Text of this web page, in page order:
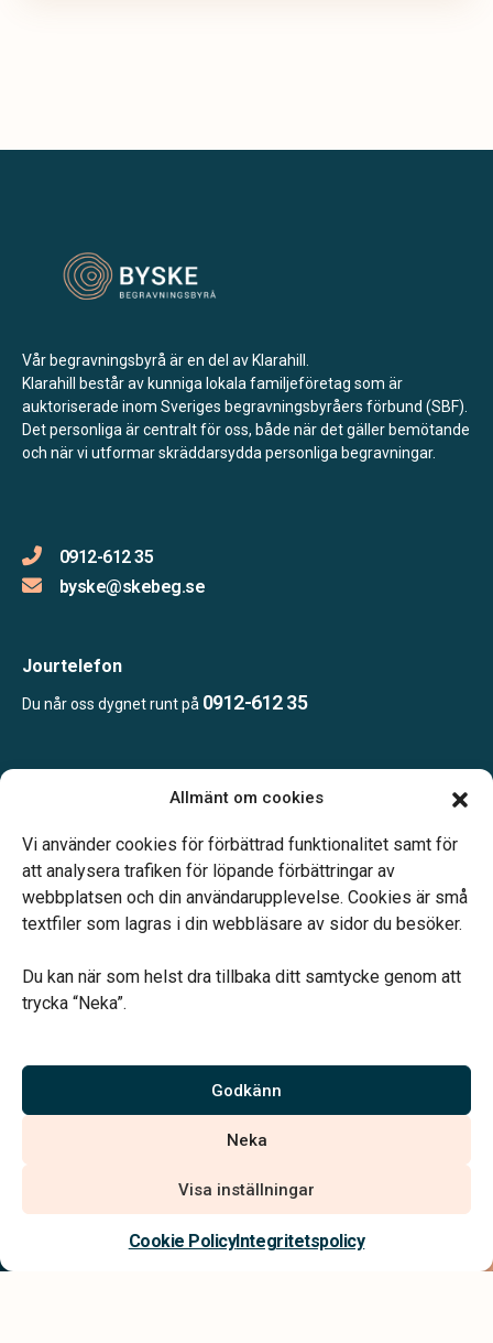
Allmänt om cookies
Vi använder cookies för förbättrad funktionalitet samt för
att analysera trafiken för löpande förbättringar av
webbplatsen och din användarupplevelse. Cookies är små
textfiler som lagras i din webbläsare av sidor du besöker.
Du kan när som helst dra tillbaka ditt samtycke genom att
trycka “Neka”.
Godkänn
Neka
Visa inställningar
Cookie PolicyIntegritetspolicy
Kontakta oss
Vår begravningsbyrå är en del av Klarahill.
Klarahill består av kunniga lokala familjeföretag som är
auktoriserade inom Sveriges begravningsbyråers förbund (SBF).
Det personliga är centralt för oss, både när det gäller bemötande
och när vi utformar skräddarsydda personliga begravningar.
0912-612 35
byske@skebeg.se
Jourtelefon
Du når oss dygnet runt på 0912-612 35
en tid.
Vårt systerbolag Verahill hjälper dig med familjejuridiken –
Vi är auktoriserade av Sveriges Begravningsbyråers Förbund och
har högt ställda krav på utbildning, kvalitet, miljö och arbetsmiljö.